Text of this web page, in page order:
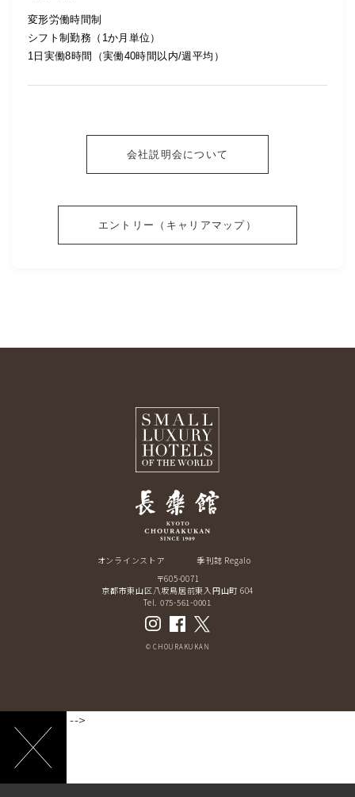
変形労働時間制
シフト制勤務（1か月単位）
1日実働8時間（実働40時間以内/週平均）
会社説明会について
エントリー（キャリアマップ）
オンラインストア
季刊誌 Regalo
〒605-0071
京都市東山区八坂鳥居前東入円山町 604
Tel. 075-561-0001
© CHOURAKUKAN
-->